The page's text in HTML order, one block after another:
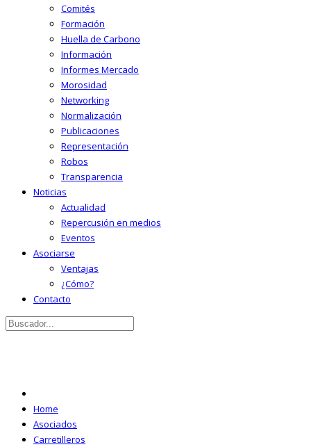
Comités
Formación
Huella de Carbono
Información
Informes Mercado
Morosidad
Networking
Normalización
Publicaciones
Representación
Robos
Transparencia
Noticias
Actualidad
Repercusión en medios
Eventos
Asociarse
Ventajas
¿Cómo?
Contacto
Home
Asociados
Carretilleros